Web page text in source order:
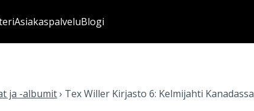
AsiakaspalveluBlogi
ja -albumit› Tex Willer Kirjasto 6: Kelmijahti Kanadassa